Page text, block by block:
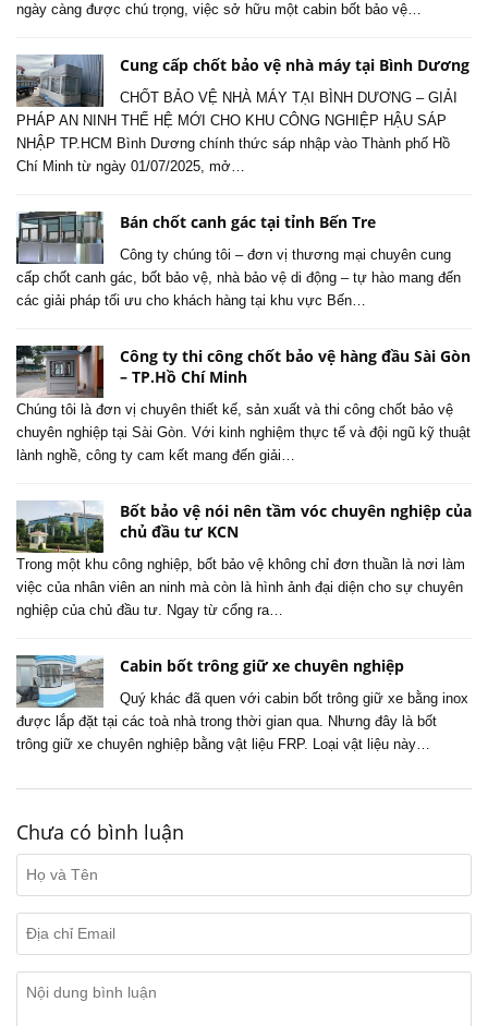
ngày càng được chú trọng, việc sở hữu một cabin bốt bảo vệ…
Cung cấp chốt bảo vệ nhà máy tại Bình Dương
CHỐT BẢO VỆ NHÀ MÁY TẠI BÌNH DƯƠNG – GIẢI
PHÁP AN NINH THẾ HỆ MỚI CHO KHU CÔNG NGHIỆP HẬU SÁP
NHẬP TP.HCM Bình Dương chính thức sáp nhập vào Thành phố Hồ
Chí Minh từ ngày 01/07/2025, mở…
Bán chốt canh gác tại tỉnh Bến Tre
Công ty chúng tôi – đơn vị thương mại chuyên cung
cấp chốt canh gác, bốt bảo vệ, nhà bảo vệ di động – tự hào mang đến
các giải pháp tối ưu cho khách hàng tại khu vực Bến…
Công ty thi công chốt bảo vệ hàng đầu Sài Gòn
– TP.Hồ Chí Minh
Chúng tôi là đơn vị chuyên thiết kế, sản xuất và thi công chốt bảo vệ
chuyên nghiệp tại Sài Gòn. Với kinh nghiệm thực tế và đội ngũ kỹ thuật
lành nghề, công ty cam kết mang đến giải…
Bốt bảo vệ nói nên tầm vóc chuyên nghiệp của
chủ đầu tư KCN
Trong một khu công nghiệp, bốt bảo vệ không chỉ đơn thuần là nơi làm
việc của nhân viên an ninh mà còn là hình ảnh đại diện cho sự chuyên
nghiệp của chủ đầu tư. Ngay từ cổng ra…
Cabin bốt trông giữ xe chuyên nghiệp
Quý khác đã quen với cabin bốt trông giữ xe bằng inox
được lắp đặt tại các toà nhà trong thời gian qua. Nhưng đây là bốt
trông giữ xe chuyên nghiệp bằng vật liệu FRP. Loại vật liệu này…
Chưa có bình luận